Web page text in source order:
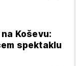
Koševu:
spektaklu